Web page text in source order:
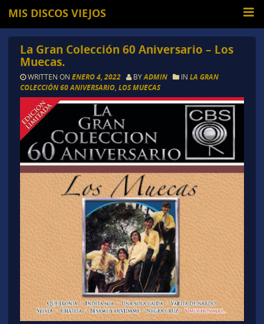
MIS DISCOS VIEJOS
La Gran Colección 60 Aniversario – Los
Muecas.
WRITTEN ON ENERO 4, 2022 BYADMIN IN LA GRAN
COLECCIÓN 60 ANIVERSARIO, LOS MUECAS